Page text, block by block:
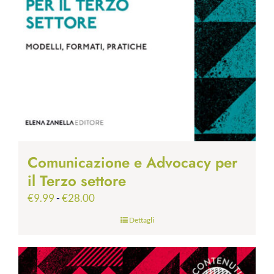
Comunicazione e Advocacy per
il Terzo settore
€9.99-€28.00Fascia
€9.99
Dettagli